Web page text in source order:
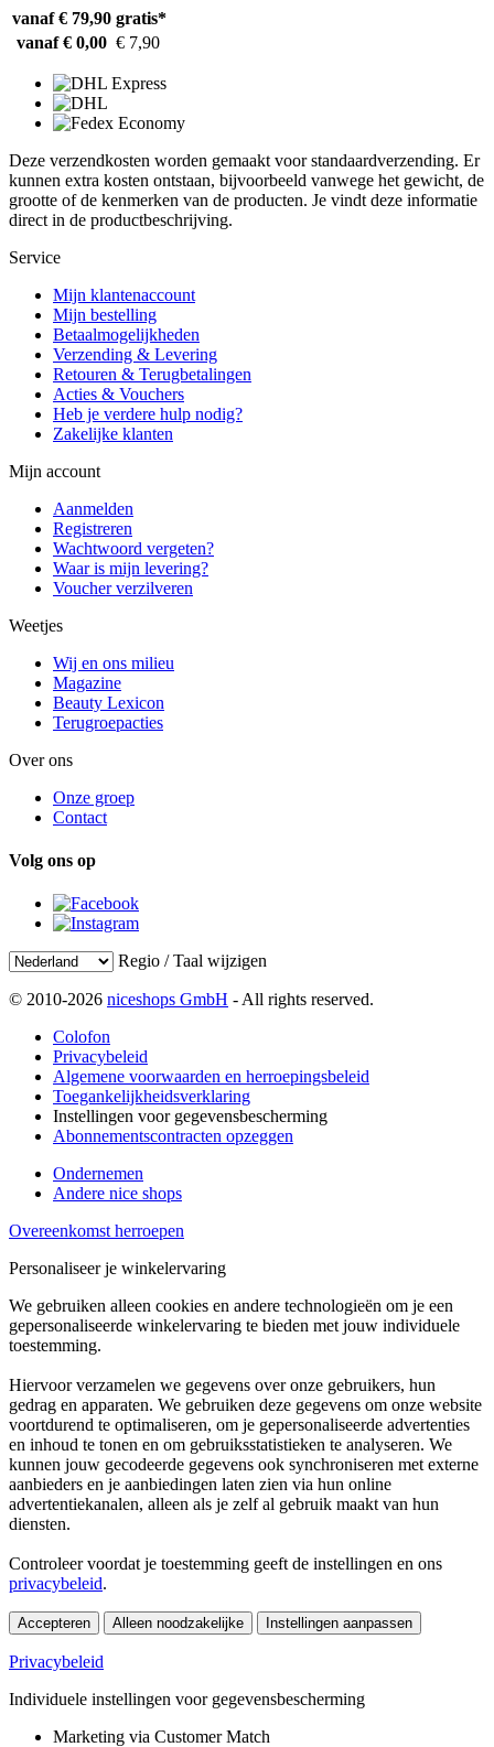
vanaf € 79,90 gratis*
vanaf € 0,00 € 7,90
Deze verzendkosten worden gemaakt voor standaardverzending. Er
kunnen extra kosten ontstaan, bijvoorbeeld vanwege het gewicht, de
grootte of de kenmerken van de producten. Je vindt deze informatie
direct in de productbeschrijving.
Service
Mijn klantenaccount
Mijn bestelling
Betaalmogelijkheden
Verzending & Levering
Retouren & Terugbetalingen
Acties & Vouchers
Heb je verdere hulp nodig?
Zakelijke klanten
Mijn account
Aanmelden
Registreren
Wachtwoord vergeten?
Waar is mijn levering?
Voucher verzilveren
Weetjes
Wij en ons milieu
Magazine
Beauty Lexicon
Terugroepacties
Over ons
Onze groep
Contact
Volg ons op
Regio / Taal wijzigen
© 2010-2026 niceshops GmbH - All rights reserved.
Colofon
Privacybeleid
Algemene voorwaarden en herroepingsbeleid
Toegankelijkheidsverklaring
Instellingen voor gegevensbescherming
Abonnementscontracten opzeggen
Ondernemen
Andere nice shops
Overeenkomst herroepen
Personaliseer je winkelervaring
We gebruiken alleen cookies en andere technologieën om je een
gepersonaliseerde winkelervaring te bieden met jouw individuele
toestemming.
Hiervoor verzamelen we gegevens over onze gebruikers, hun
gedrag en apparaten. We gebruiken deze gegevens om onze website
voortdurend te optimaliseren, om je gepersonaliseerde advertenties
en inhoud te tonen en om gebruiksstatistieken te analyseren. We
kunnen jouw gecodeerde gegevens ook synchroniseren met externe
aanbieders en je aanbiedingen laten zien via hun online
advertentiekanalen, alleen als je zelf al gebruik maakt van hun
diensten.
Controleer voordat je toestemming geeft de instellingen en ons
privacybeleid.
Accepteren Alleen noodzakelijke Instellingen aanpassen
Privacybeleid
Individuele instellingen voor gegevensbescherming
Marketing via Customer Match